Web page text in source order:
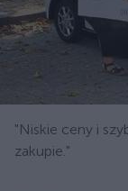
"Niskie ceny i
zakupie."